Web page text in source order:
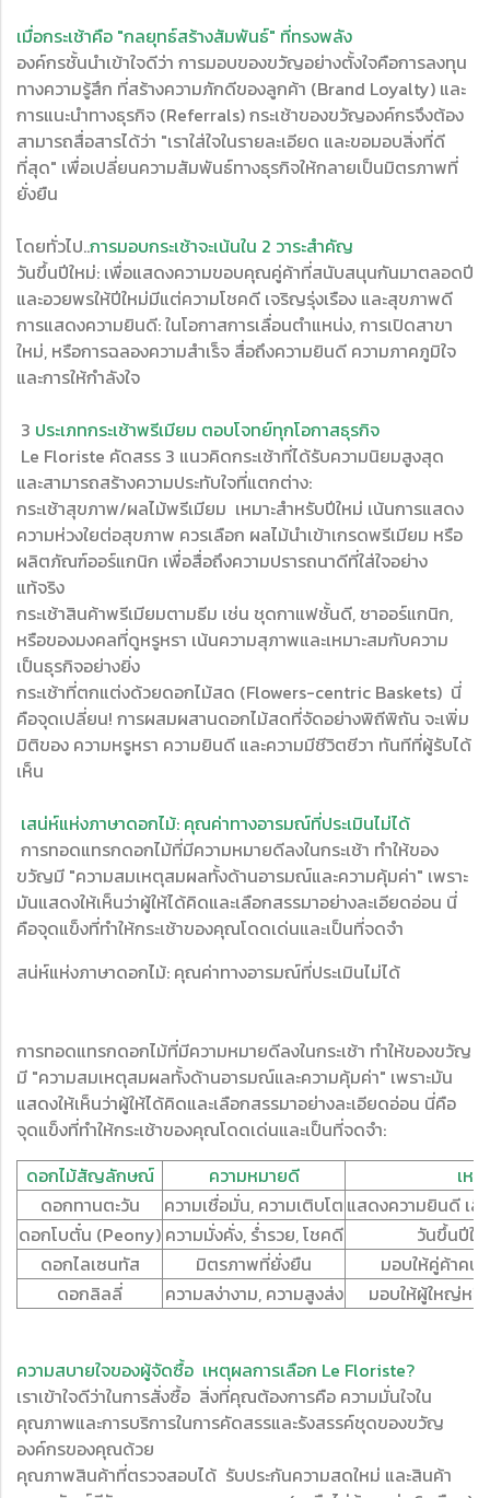
เมื่อกระเช้าคือ "กลยุทธ์สร้างสัมพันธ์" ที่ทรงพลัง
องค์กรชั้นนำเข้าใจดีว่า การมอบของขวัญอย่างตั้งใจคือการลงทุน
ทางความรู้สึก ที่สร้างความภักดีของลูกค้า (Brand Loyalty) และ
การแนะนำทางธุรกิจ (Referrals) กระเช้าของขวัญองค์กรจึงต้อง
สามารถสื่อสารได้ว่า "เราใส่ใจในรายละเอียด และขอมอบสิ่งที่ดี
ที่สุด" เพื่อเปลี่ยนความสัมพันธ์ทางธุรกิจให้กลายเป็นมิตรภาพที่
ยั่งยืน
โดยทั่วไป..การมอบกระเช้าจะเน้นใน 2 วาระสำคัญ
วันขึ้นปีใหม่: เพื่อแสดงความขอบคุณคู่ค้าที่สนับสนุนกันมาตลอดปี
และอวยพรให้ปีใหม่มีแต่ความโชคดี เจริญรุ่งเรือง และสุขภาพดี
การแสดงความยินดี: ในโอกาสการเลื่อนตำแหน่ง, การเปิดสาขา
ใหม่, หรือการฉลองความสำเร็จ สื่อถึงความยินดี ความภาคภูมิใจ
และการให้กำลังใจ
3 ประเภทกระเช้าพรีเมียม ตอบโจทย์ทุกโอกาสธุรกิจ
Le Floriste คัดสรร 3 แนวคิดกระเช้าที่ได้รับความนิยมสูงสุด
และสามารถสร้างความประทับใจที่แตกต่าง:
กระเช้าสุขภาพ/ผลไม้พรีเมียม เหมาะสำหรับปีใหม่ เน้นการแสดง
ความห่วงใยต่อสุขภาพ ควรเลือก ผลไม้นำเข้าเกรดพรีเมียม หรือ
ผลิตภัณฑ์ออร์แกนิก เพื่อสื่อถึงความปรารถนาดีที่ใส่ใจอย่าง
แท้จริง
กระเช้าสินค้าพรีเมียมตามธีม เช่น ชุดกาแฟชั้นดี, ชาออร์แกนิก,
หรือของมงคลที่ดูหรูหรา เน้นความสุภาพและเหมาะสมกับความ
เป็นธุรกิจอย่างยิ่ง
กระเช้าที่ตกแต่งด้วยดอกไม้สด (Flowers-centric Baskets) นี่
คือจุดเปลี่ยน! การผสมผสานดอกไม้สดที่จัดอย่างพิถีพิถัน จะเพิ่ม
มิติของ ความหรูหรา ความยินดี และความมีชีวิตชีวา ทันทีที่ผู้รับได้
เห็น
เสน่ห์แห่งภาษาดอกไม้: คุณค่าทางอารมณ์ที่ประเมินไม่ได้
การทอดแทรกดอกไม้ที่มีความหมายดีลงในกระเช้า ทำให้ของ
ขวัญมี "ความสมเหตุสมผลทั้งด้านอารมณ์และความคุ้มค่า" เพราะ
มันแสดงให้เห็นว่าผู้ให้ได้คิดและเลือกสรรมาอย่างละเอียดอ่อน นี่
คือจุดแข็งที่ทำให้กระเช้าของคุณโดดเด่นและเป็นที่จดจำ
สน่ห์แห่งภาษาดอกไม้: คุณค่าทางอารมณ์ที่ประเมินไม่ได้
การทอดแทรกดอกไม้ที่มีความหมายดีลงในกระเช้า ทำให้ของขวัญ
มี "ความสมเหตุสมผลทั้งด้านอารมณ์และความคุ้มค่า" เพราะมัน
แสดงให้เห็นว่าผู้ให้ได้คิดและเลือกสรรมาอย่างละเอียดอ่อน นี่คือ
จุดแข็งที่ทำให้กระเช้าของคุณโดดเด่นและเป็นที่จดจำ:
ดอกไม้สัญลักษณ์
ความหมายดี
เห
ดอกทานตะวัน
ความเชื่อมั่น, ความเติบโต แสดงความยินดี เลื่
ดอกโบตั๋น (Peony) ความมั่งคั่ง, ร่ำรวย, โชคดี
วันขึ้นปีใ
ดอกไลเซนทัส
มิตรภาพที่ยั่งยืน
มอบให้คู่ค้าค
ดอกลิลลี่
ความสง่างาม, ความสูงส่ง มอบให้ผู้ใหญ่หรื
ความสบายใจของผู้จัดซื้อ เหตุผลการเลือก Le Floriste?
เราเข้าใจดีว่าในการสั่งซื้อ สิ่งที่คุณต้องการคือ ความมั่นใจใน
คุณภาพและการบริการในการคัดสรรและรังสรรค์ชุดของขวัญ
องค์กรของคุณด้วย
คุณภาพสินค้าที่ตรวจสอบได้ รับประกันความสดใหม่ และสินค้า